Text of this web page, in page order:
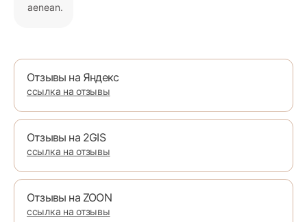
aenean.
Отзывы на Яндекс
ссылка на отзывы
Отзывы на 2GIS
ссылка на отзывы
Отзывы на ZOON
ссылка на отзывы